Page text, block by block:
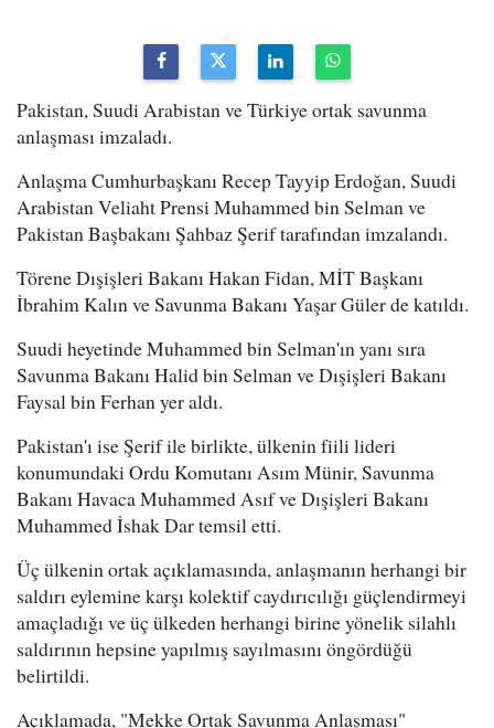
Pakistan, Suudi Arabistan ve Türkiye ortak savunma
anlaşması imzaladı.
Anlaşma Cumhurbaşkanı Recep Tayyip Erdoğan, Suudi
Arabistan Veliaht Prensi Muhammed bin Selman ve
Pakistan Başbakanı Şahbaz Şerif tarafından imzalandı.
Törene Dışişleri Bakanı Hakan Fidan, MİT Başkanı
İbrahim Kalın ve Savunma Bakanı Yaşar Güler de katıldı.
Suudi heyetinde Muhammed bin Selman'ın yanı sıra
Savunma Bakanı Halid bin Selman ve Dışişleri Bakanı
Faysal bin Ferhan yer aldı.
Pakistan'ı ise Şerif ile birlikte, ülkenin fiili lideri
konumundaki Ordu Komutanı Asım Münir, Savunma
Bakanı Havaca Muhammed Asıf ve Dışişleri Bakanı
Muhammed İshak Dar temsil etti.
Üç ülkenin ortak açıklamasında, anlaşmanın herhangi bir
saldırı eylemine karşı kolektif caydırıcılığı güçlendirmeyi
amaçladığı ve üç ülkeden herhangi birine yönelik silahlı
saldırının hepsine yapılmış sayılmasını öngördüğü
belirtildi.
Açıklamada, "Mekke Ortak Savunma Anlaşması"